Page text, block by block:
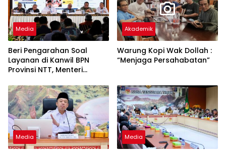
Media
Beri Pengarahan Soal
Layanan di Kanwil BPN
Provinsi NTT, Menteri
Pandang Masyarakat
Akademik
Warung Kopi Wak Dollah :
“Menjaga Persahabatan”
Media Media